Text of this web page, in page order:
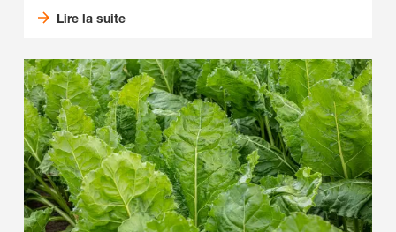
Lire la suite